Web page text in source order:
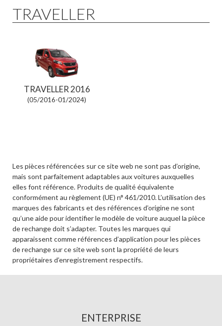
TRAVELLER
TRAVELLER 2016
(05/2016-01/2024)
Les pièces référencées sur ce site web ne sont pas d’origine,
mais sont parfaitement adaptables aux voitures auxquelles
elles font référence. Produits de qualité équivalente
conformément au règlement (UE) n° 461/2010. L’utilisation des
marques des fabricants et des références d’origine ne sont
qu’une aide pour identifier le modèle de voiture auquel la pièce
de rechange doit s’adapter. Toutes les marques qui
apparaissent comme références d’application pour les pièces
de rechange sur ce site web sont la propriété de leurs
propriétaires d’enregistrement respectifs.
ENTERPRISE